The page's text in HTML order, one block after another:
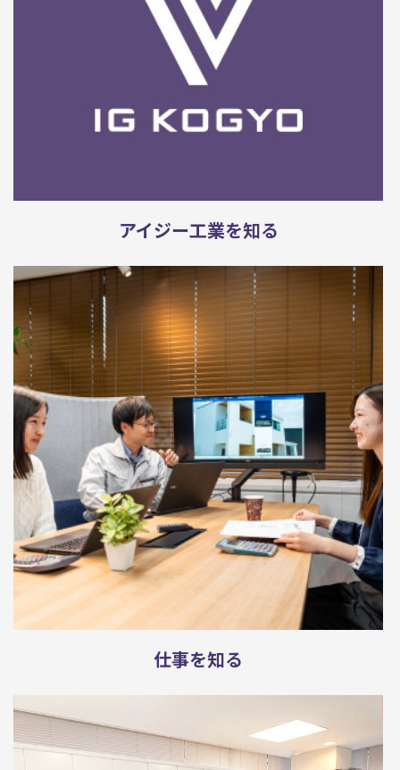
アイジー工業を知る
仕事を知る